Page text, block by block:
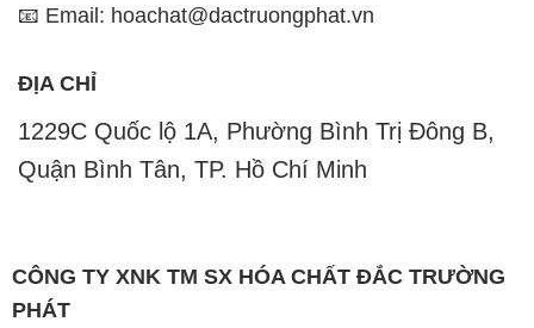
Quận Bình Tân, TP. Hồ Chí Minh
CÔNG TY XNK TM SX HÓA CHẤT ĐẮC TRƯỜNG
PHÁT
kinh doanh và phân phối các loại hóa chất công
nghiệp đa dạng, nhằm đáp ứng nhu cầu sử dụng của